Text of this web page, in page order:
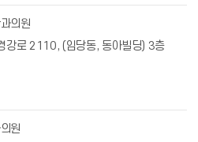
의원
강로 2110, (임당동, 동아빌딩) 3층
원